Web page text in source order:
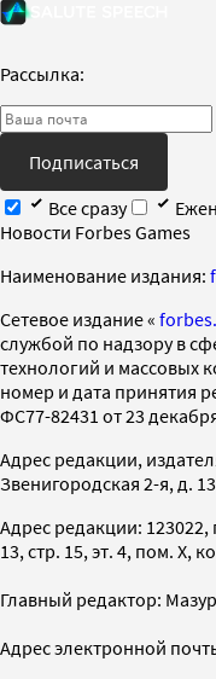
Рассылка:
Подписаться
Все сразу
Новости Forbes Games
Наименование издания:
Cетевое издание «
службой по надзору в
технологий и массовых
номер и дата принятия
ФС77-82431 от 23
Адрес редакции,
Звенигородская 2-я, д.
Адрес редакции: 123022,
13, стр. 15, эт. 4, пом. X,
Главный редактор:
Адрес электронной